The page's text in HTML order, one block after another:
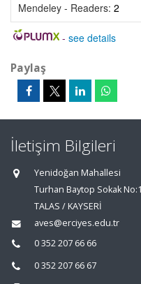
Mendeley - Readers: 2
- see details
Paylaş
İletişim Bilgileri
Yenidoğan Mahallesi
Turhan Baytop Sokak
TALAS / KAYSERİ
aves@erciyes.edu.tr
0 352 207 66 66
0 352 207 66 67